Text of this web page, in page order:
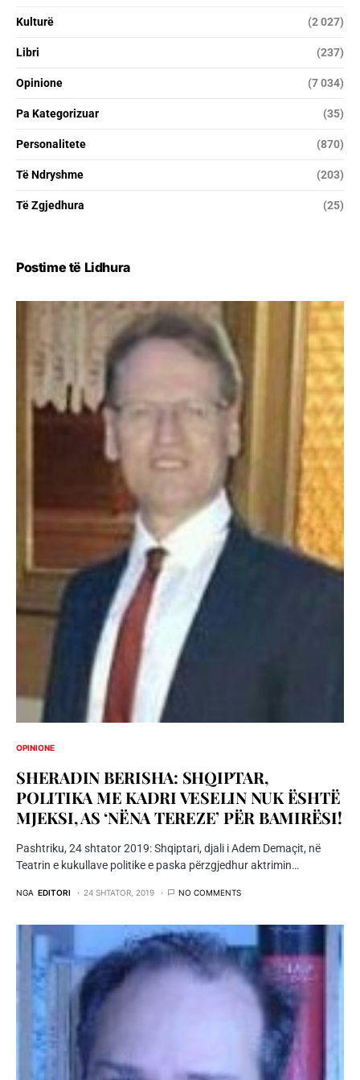
Kulturë (2 027)
Libri (237)
Opinione (7 034)
Pa Kategorizuar (35)
Personalitete (870)
Të Ndryshme (203)
Të Zgjedhura (25)
Postime të Lidhura
OPINIONE
SHERADIN BERISHA: SHQIPTAR,
POLITIKA ME KADRI VESELIN NUK ËSHTË
MJEKSI, AS ‘NËNA TEREZE’ PËR BAMIRËSI!
Pashtriku, 24 shtator 2019: Shqiptari, djali i Adem Demaçit, në
Teatrin e kukullave politike e paska përzgjedhur aktrimin…
NGA EDITORI 24 SHTATOR, 2019 NO COMMENTS